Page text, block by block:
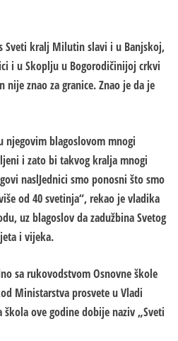
Sveti kralj Milutin slavi i u Banjskoj,
i u Skoplju u Bogorodičinijoj crkvi
znao za granice. Znao je da je
njegovim blagoslovom mnogi
i zato bi takvog kralja mnogi
naslJednici smo ponosni što smo
od 40 svetinja“, rekao je vladika
uz blagoslov da zadužbina Svetog
i vijeka.
sa rukovodstvom Osnovne škole
Ministarstva prosvete u Vladi
ove godine dobije naziv „Sveti